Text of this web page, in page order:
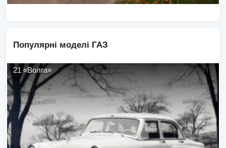
Популярні моделі ГАЗ
21 «Волга»